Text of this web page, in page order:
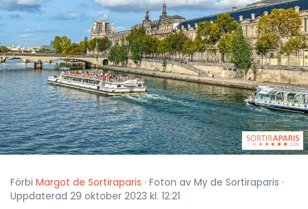
Förbi Margot de Sortiraparis · Foton av My de Sortiraparis ·
Uppdaterad 29 oktober 2023 kl. 12:21